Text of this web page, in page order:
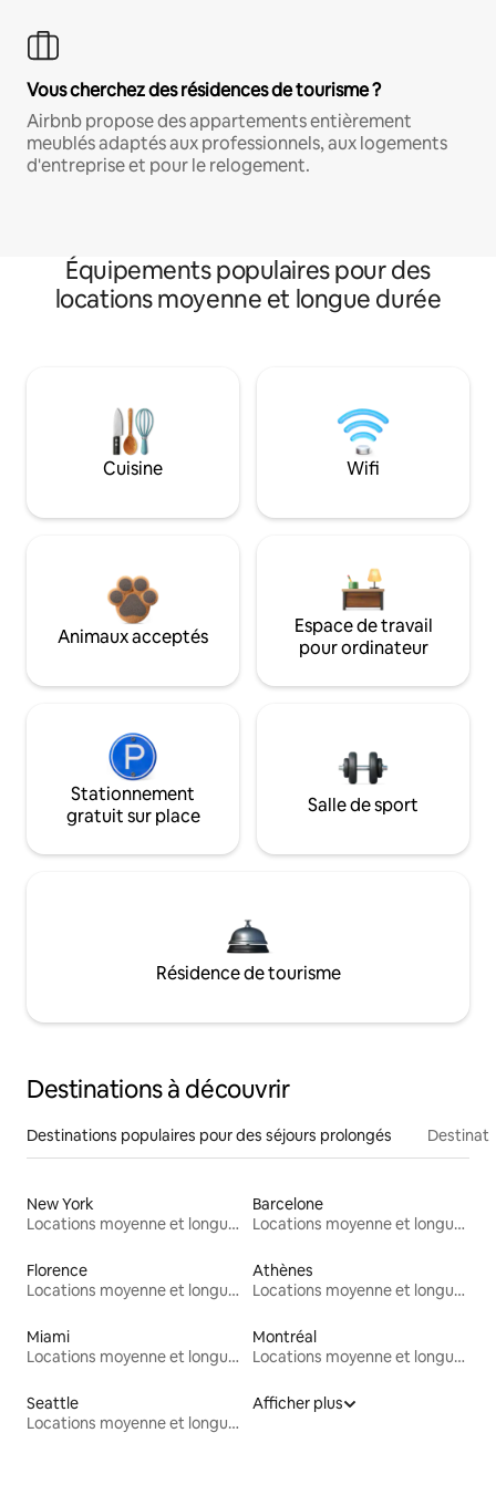
Vous cherchez des résidences de tourisme ?
Airbnb propose des appartements entièrement
meublés adaptés aux professionnels, aux logements
d'entreprise et pour le relogement.
Équipements populaires pour des
locations moyenne et longue durée
Cuisine Wifi
Animaux acceptés
Espace de travail
pour ordinateur
Stationnement
gratuit sur place
Salle de sport
Résidence de tourisme
Destinations à découvrir
Destinations populaires pour des séjours prolongés
New York
Locations moyenne et longue durée
Barcelone
Locations moyenne et longue durée
Florence
Locations moyenne et longue durée
Athènes
Locations moyenne et longue durée
Miami
Locations moyenne et longue durée
Montréal
Locations moyenne et longue durée
Seattle
Locations moyenne et longue durée
Afficher plus